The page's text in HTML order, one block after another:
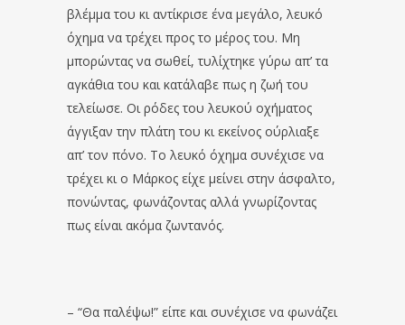
βλέμμα του κι αντίκρισε ένα μεγάλο, λευκό
όχημα να τρέχει προς το μέρος του. Μη
μπορώντας να σωθεί, τυλίχτηκε γύρω απ’ τα
αγκάθια του και κατάλαβε πως η ζωή του
τελείωσε. Οι ρόδες του λευκού οχήματος
άγγιξαν την πλάτη του κι εκείνος ούρλιαξε
απ’ τον πόνο. Το λευκό όχημα συνέχισε να
τρέχει κι ο Μάρκος είχε μείνει στην άσφαλτο,
πονώντας, φωνάζοντας αλλά γνωρίζοντας
πως είναι ακόμα ζωντανός.
– “Θα παλέψω!” είπε και συνέχισε να φωνάζει